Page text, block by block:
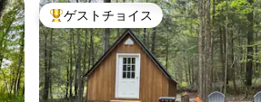
大好評のゲストチョイスです。
ゲストチョイス